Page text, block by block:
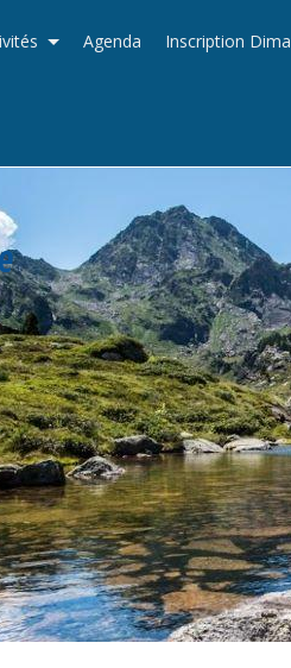
Agenda Inscription